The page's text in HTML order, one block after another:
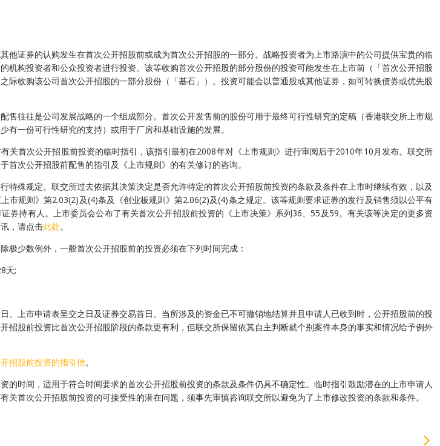
他证券的认购发生在首次公开招股前或成为首次公开招股的一部分。战略投资者为上市路演中的公司提供宝贵的临
机构投资者和公众投资者进行投资。该等收购首次公开招股的部分股份的投资可能发生在上市前（「首次公开招股
际收购该公司首次公开招股的一部分股份（「基石」）。投资可能会以普通股或其他证券，如可转换债券或优先股
售往往是公司发展战略的一个组成部分。首次公开发售前的股份可用于最终可行性研究的定稿（香港联交所上市规
有一份可行性研究的支持）或用于厂房和基础设施的发展。
关首次公开招股前投资的临时指引，该指引最初在2008年对《上市规则》进行审阅后于2010年10月发布。联交所
首次公开招股前配售的指引及《上市规则》的有关修订的咨询。
特殊规定。联交所过去依据其决策决定是否允许特定的首次公开招股前投资的条款及条件在上市时继续有效，以及
市规则》第2.03(2)及(4)条及《创业板规则》第2.06(2)及(4)条之规定。该等规则要求证券的发行及销售须以公平有
券持有人。上市委员会公布了有关首次公开招股前投资的《上市决策》系列36、55及59。有关该等决定的更多资
，请点击此处。
极少数例外，一般首次公开招股前的投资必须在下列时间完成：
天;
、上市申请表呈交之日及证券交易首日。当所涉及的资金已不可撤销地结算并且申请人已收到时，公开招股前的投
招股前投资比首次公开招股阶段的条款更有利，但联交所保留依其自主判断就个别案件本身的事实和情况给予例外
招股前投资的指引信。
的时间，适用于符合时间要求的首次公开招股前投资的条款及条件仍具不确定性。临时指引鼓励潜在的上市申请人
关首次公开招股前投资的可接受性的潜在问题，须事先审慎咨询联交所以避免为了上市修改投资的条款和条件。